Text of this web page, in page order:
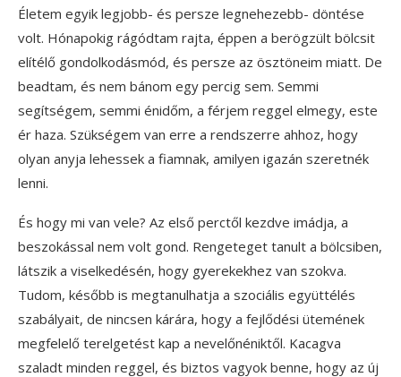
Életem egyik legjobb- és persze legnehezebb- döntése
volt. Hónapokig rágódtam rajta, éppen a berögzült bölcsit
elítélő gondolkodásmód, és persze az ösztöneim miatt. De
beadtam, és nem bánom egy percig sem. Semmi
segítségem, semmi énidőm, a férjem reggel elmegy, este
ér haza. Szükségem van erre a rendszerre ahhoz, hogy
olyan anyja lehessek a fiamnak, amilyen igazán szeretnék
lenni.
És hogy mi van vele? Az első perctől kezdve imádja, a
beszokással nem volt gond. Rengeteget tanult a bölcsiben,
látszik a viselkedésén, hogy gyerekekhez van szokva.
Tudom, később is megtanulhatja a szociális együttélés
szabályait, de nincsen kárára, hogy a fejlődési ütemének
megfelelő terelgetést kap a nevelőnéniktől. Kacagva
szaladt minden reggel, és biztos vagyok benne, hogy az új